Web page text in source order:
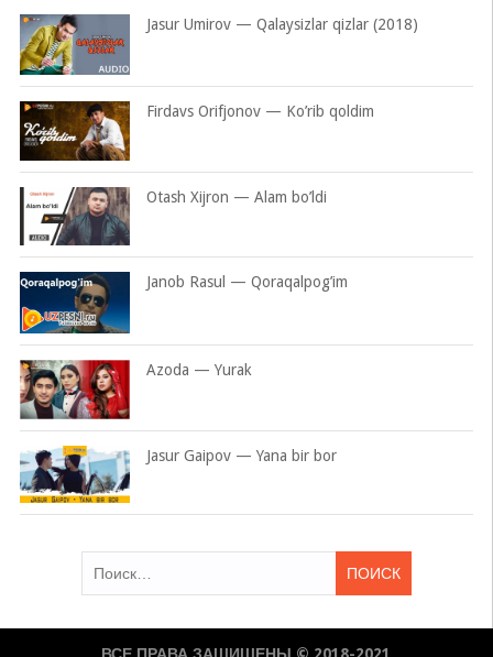
Jasur Umirov — Qalaysizlar qizlar (2018)
Firdavs Orifjonov — Ko’rib qoldim
Otash Xijron — Alam bo’ldi
Janob Rasul — Qoraqalpog’im
Azoda — Yurak
Jasur Gaipov — Yana bir bor